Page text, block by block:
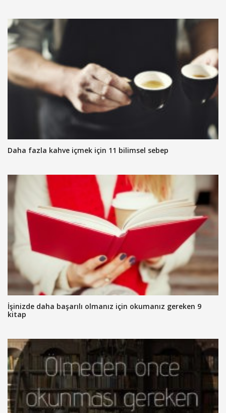
Daha fazla kahve içmek için 11 bilimsel sebep
İşinizde daha başarılı olmanız için okumanız gereken 9
kitap